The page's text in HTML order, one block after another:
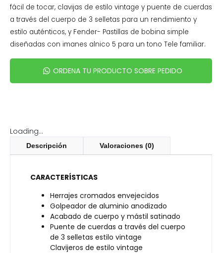
fácil de tocar, clavijas de estilo vintage y puente de cuerdas
a través del cuerpo de 3 selletas para un rendimiento y
estilo auténticos, y Fender- Pastillas de bobina simple
diseñadas con imanes alnico 5 para un tono Tele familiar.
ORDENA TU PRODUCTO SOBRE PEDIDO
Loading...
Descripción Valoraciones (0)
CARACTERÍSTICAS
Herrajes cromados envejecidos
Golpeador de aluminio anodizado
Acabado de cuerpo y mástil satinado
Puente de cuerdas a través del cuerpo
de 3 selletas estilo vintage
Clavijeros de estilo vintage